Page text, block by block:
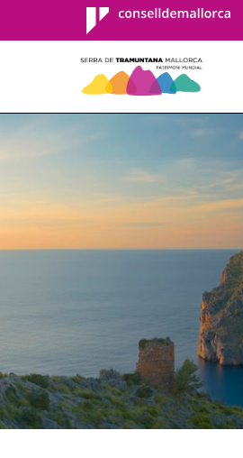
Consell de
Mallorca